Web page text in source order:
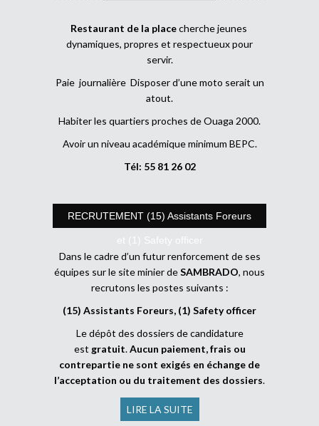
Restaurant de la placecherche jeunes
dynamiques, propres et respectueux pour
servir.
Paie journalière Disposer d’une moto serait un
atout.
Habiter les quartiers proches de Ouaga 2000.
Avoir un niveau académique minimum BEPC.
Tél: 55 81 26 02
RECRUTEMENT (15) Assistants Foreurs
et (1) Safety officer
Dans le cadre d’un futur renforcement de ses
équipes sur le site minier deSAMBRADO, nous
recrutons les postes suivants :
(15) Assistants Foreurs, (1) Safety officer
Le dépôt des dossiers de candidature
est gratuit.Aucun paiement, frais ou
contrepartie ne sont exigés en échange de
l’acceptation ou du traitement des dossiers.
LIRE LA SUITE